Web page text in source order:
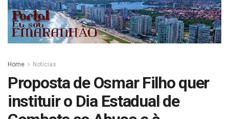
Home Notícias
Proposta de Osmar Filho quer
instituir o Dia Estadual de